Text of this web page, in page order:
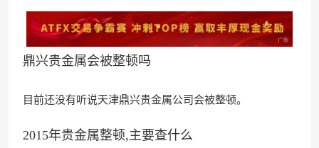
鼎兴贵金属会被整顿吗
目前还没有听说天津鼎兴贵金属公司 会被整顿。
2015年贵金属整顿,主要查什么